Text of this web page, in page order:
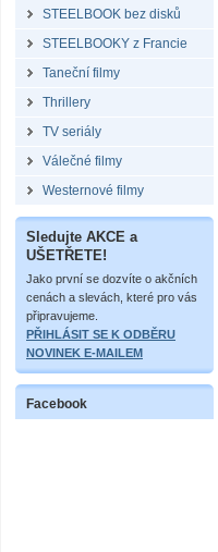
STEELBOOK bez disků
STEELBOOKY z Francie
Taneční filmy
Thrillery
TV seriály
Válečné filmy
Westernové filmy
Sledujte AKCE a
UŠETŘETE!
Jako první se dozvíte o akčních
cenách a slevách, které pro vás
připravujeme.
PŘIHLÁSIT SE K ODBĚRU
NOVINEK E-MAILEM
Facebook